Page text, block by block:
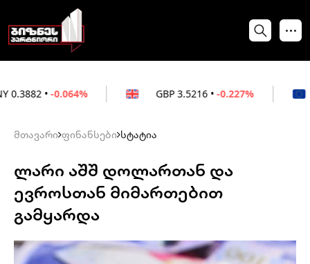
3.5216 • -0.227%
მთავარი ფინანსები სტატია
ლარი აშშ დოლართან და
ევროსთან მიმართებით
გამყარდა